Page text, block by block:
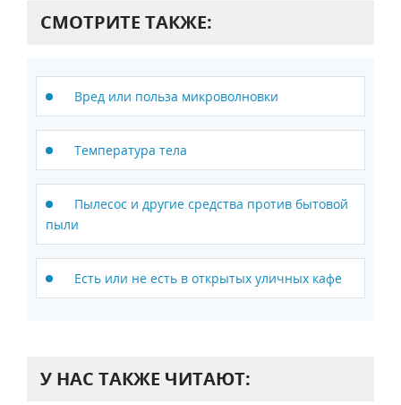
СМОТРИТЕ ТАКЖЕ:
Вред или польза микроволновки
Температура тела
Пылесос и другие средства против бытовой
пыли
Есть или не есть в открытых уличных кафе
У НАС ТАКЖЕ ЧИТАЮТ: